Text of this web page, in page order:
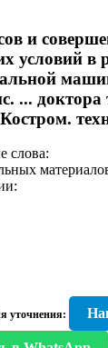
и
условий в
... доктора
слова:
уточнения: